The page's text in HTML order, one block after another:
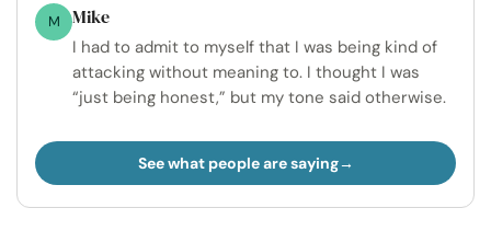
M Mike
I had to admit to myself that I was being kind of
attacking without meaning to. I thought I was
“just being honest,” but my tone said otherwise.
See what people are saying